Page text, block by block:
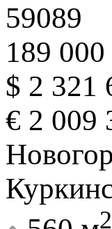
59089
189
$ 2 321
€ 2 009
2